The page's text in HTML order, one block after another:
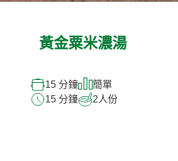
黃金粟米濃湯
15 分鐘
簡單
15 分鐘
2人份